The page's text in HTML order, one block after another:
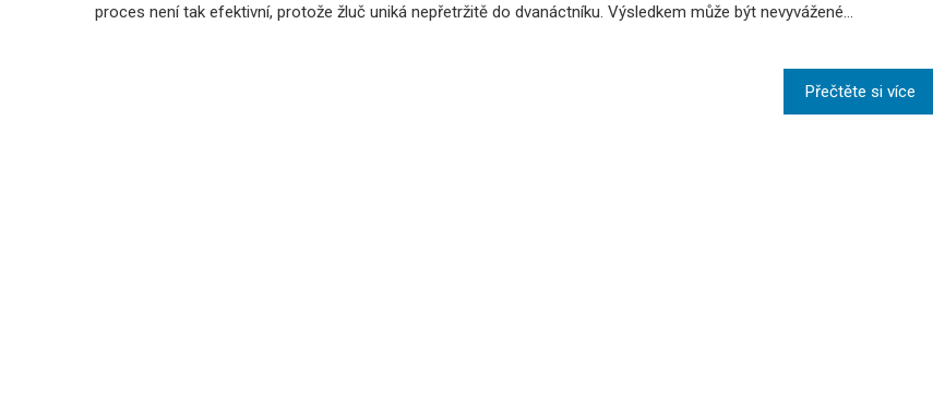
proces není tak efektivní, protože žluč uniká nepřetržitě do dvanáctníku. Výsledkem může být nevyvážené…
Přečtěte si více